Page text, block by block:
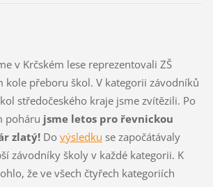
v Krčském lese reprezentovali ZŠ
kole přeboru škol. V kategorii závodníků
středočeského kraje jsme zvítězili. Po
poháru jsme letos pro řevnickou
zlatý! Do výsledku se započátávaly
závodníky školy v každé kategorii. K
že ve všech čtyřech kategoriích